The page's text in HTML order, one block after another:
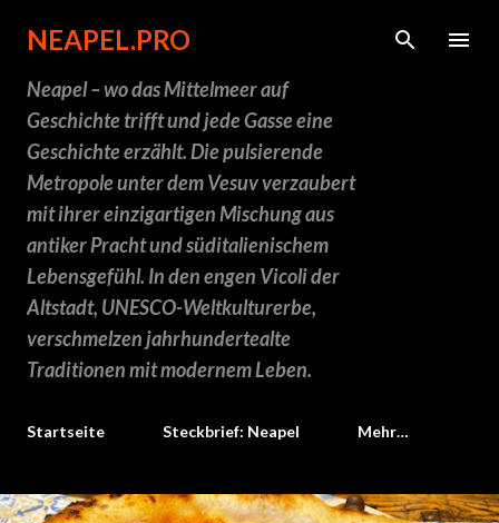
Direkt zum Hauptbereich
NEAPEL.PRO
Neapel – wo das Mittelmeer auf
Geschichte trifft und jede Gasse eine
Geschichte erzählt. Die pulsierende
Metropole unter dem Vesuv verzaubert
mit ihrer einzigartigen Mischung aus
antiker Pracht und süditalienischem
Lebensgefühl. In den engen Vicoli der
Altstadt, UNESCO-Weltkulturerbe,
verschmelzen jahrhundertealte
Traditionen mit modernem Leben.
Startseite Steckbrief: Neapel Mehr…